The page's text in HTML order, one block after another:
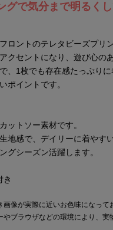
グで気分まで明るく
ロントのテレタビーズプリ
クセントになり、遊び心の
、1枚でも存在感たっぷりに
ポイントです。
ットソー素材です。
地感で、デイリーに着やす
グシーズン活躍します。
き
像が実際に近いお色味になって
ブラウザなどの環境により、実